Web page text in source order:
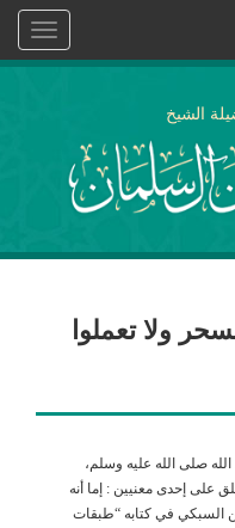
Toggle
الشيخ
ولا تعملوا
صلى الله عليه وسلم،
على إحدى معنيين : إما أنه
السبكي في كتابه “طبقات